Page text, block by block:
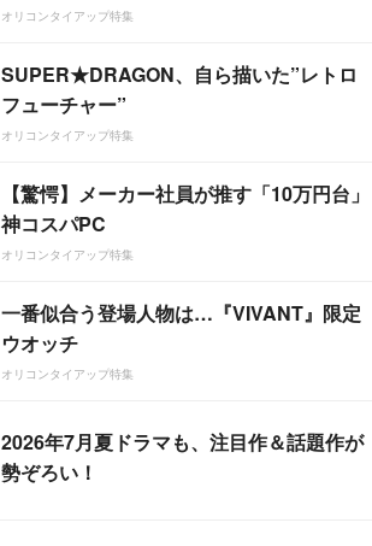
オリコンタイアップ特集
SUPER★DRAGON、自ら描いた”レトロ
フューチャー”
オリコンタイアップ特集
【驚愕】メーカー社員が推す「10万円台」
神コスパPC
オリコンタイアップ特集
一番似合う登場人物は…『VIVANT』限定
ウオッチ
オリコンタイアップ特集
2026年7月夏ドラマも、注目作＆話題作が
勢ぞろい！